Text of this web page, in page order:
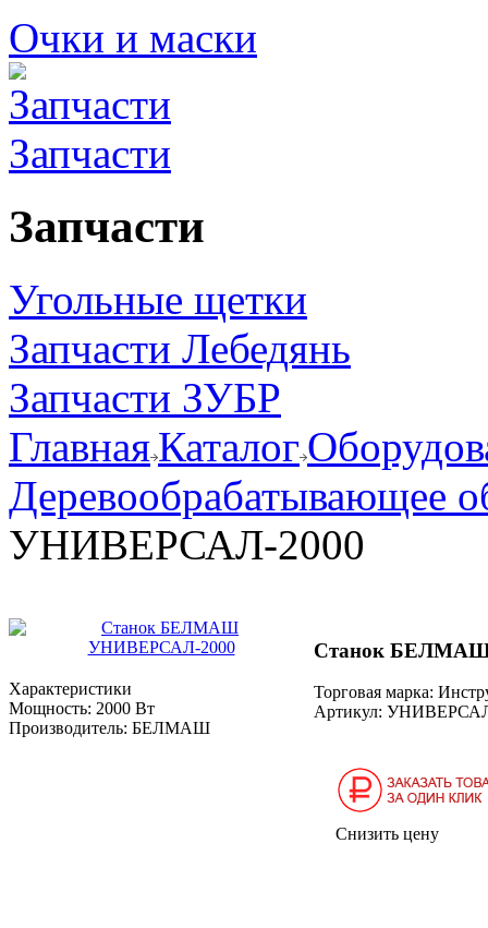
Очки и маски
Запчасти
Запчасти
Угольные щетки
Запчасти Лебедянь
Запчасти ЗУБР
ГлавнаяКаталог
Деревообрабатывающее
УНИВЕРСАЛ-2000
Характеристики
Мощность: 2000 Вт
Производитель: БЕЛМАШ
Станок
Торговая марка:
Артикул:
Снизить цену